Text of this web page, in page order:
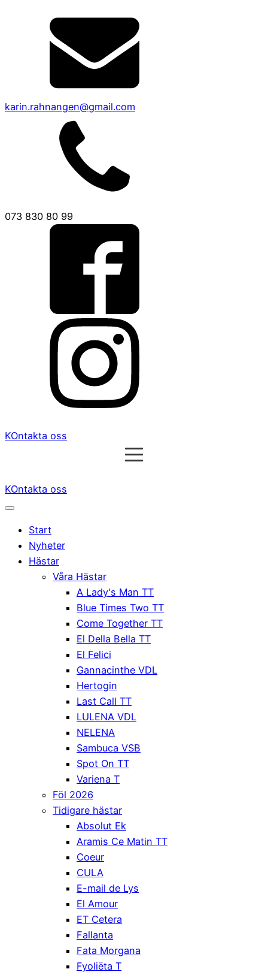
karin.rahnangen@gmail.com
073 830 80 99
KOntakta oss
KOntakta oss
Start
Nyheter
Hästar
Våra Hästar
A Lady's Man TT
Blue Times Two TT
Come Together TT
El Della Bella TT
El Felici
Gannacinthe VDL
Hertogin
Last Call TT
LULENA VDL
NELENA
Sambuca VSB
Spot On TT
Variena T
Föl 2026
Tidigare hästar
Absolut Ek
Aramis Ce Matin TT
Coeur
CULA
E-mail de Lys
El Amour
ET Cetera
Fallanta
Fata Morgana
Fyoliëta T